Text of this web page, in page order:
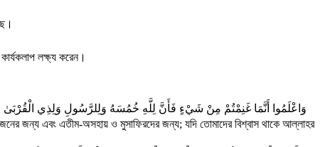
লক্ষ্য করেন।
وَاعْلَمُوا أَنَّمَا غَنِمْتُمْ مِنْ شَيْءٍ فَأَنَّ لِلَّهِ خُمُسَهُ وَلِلرَّسُولِ وَلِذِي الْقُرْبَىٰ
জন্য এবং এতীম-অসহায় ও মুসাফিরদের জন্য; যদি তোমাদের বিশ্বাস থাকে আল্লাহর